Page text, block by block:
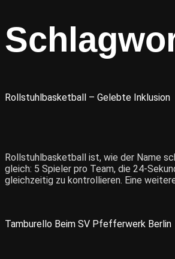
Rollstuhlbasketball – Gelebte Inklusion
Rollstuhlbasketball ist, wie der Name
gleich: 5 Spieler pro Team, die 24-
gleichzeitig zu kontrollieren. Eine
Tamburello Beim SV Pfefferwerk Berlin